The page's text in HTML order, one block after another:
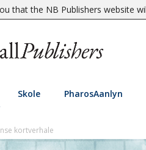
that the NB Publishers website
Skole PharosAanlyn
kortverhale